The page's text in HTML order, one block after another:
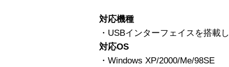
対応機種
・USBインターフェイスを搭載
対応OS
・Windows XP/2000/Me/98SE